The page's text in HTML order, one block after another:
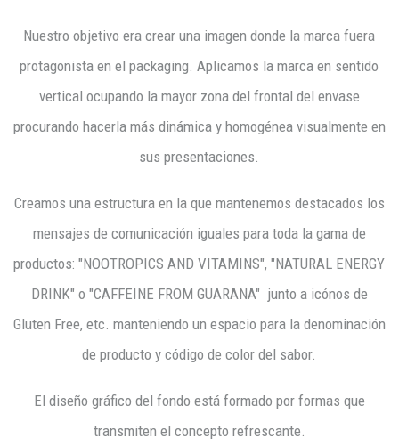
Nuestro objetivo era crear una imagen donde la marca fuera
protagonista en el packaging. Aplicamos la marca en sentido
vertical ocupando la mayor zona del frontal del envase
procurando hacerla más dinámica y homogénea visualmente en
sus presentaciones.
Creamos una estructura en la que mantenemos destacados los
mensajes de comunicación iguales para toda la gama de
productos: "NOOTROPICS AND VITAMINS", "NATURAL ENERGY
DRINK" o "CAFFEINE FROM GUARANA" junto a icónos de
Gluten Free, etc. manteniendo un espacio para la denominación
de producto y código de color del sabor.
El diseño gráfico del fondo está formado por formas que
transmiten el concepto refrescante.